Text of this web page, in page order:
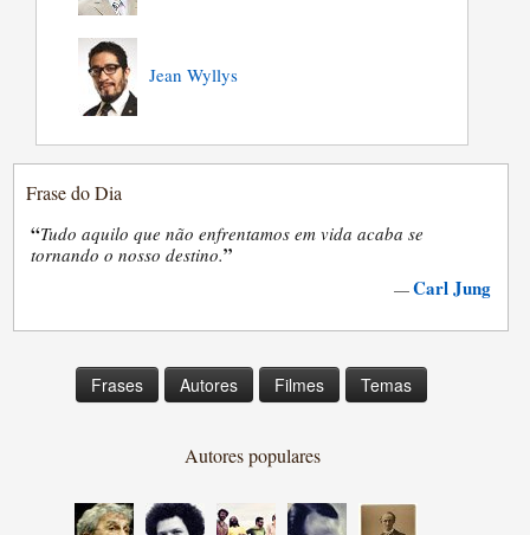
Jean Wyllys
Frase do Dia
“Tudo aquilo que não enfrentamos em vida acaba se
tornando o nosso destino.”
—Carl Jung
Frases Autores Filmes Temas
Autores populares